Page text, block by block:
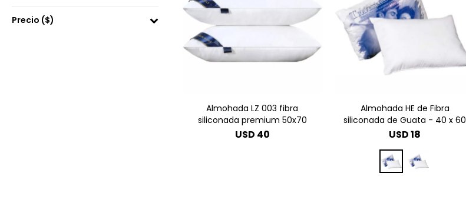
Almohada LZ 003 fibra
siliconada premium 50x70
USD 40
Almohada HE de Fibra
siliconada de Guata - 40 x 60
USD18
Precio ($)